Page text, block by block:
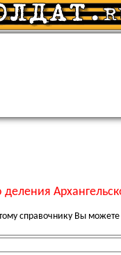
справочнику Вы можете